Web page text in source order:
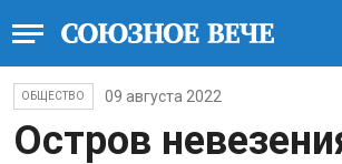
ОБЩЕСТВО 09 августа 2022
Остров